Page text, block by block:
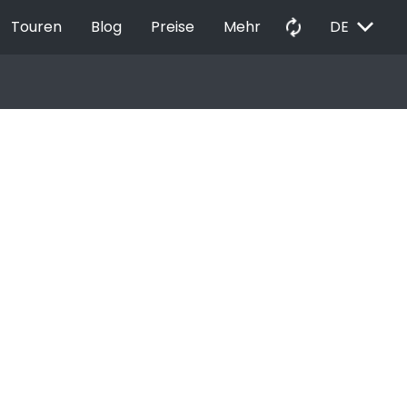
Touren Blog Preise Mehr autorenew DE EXPAND_MORE